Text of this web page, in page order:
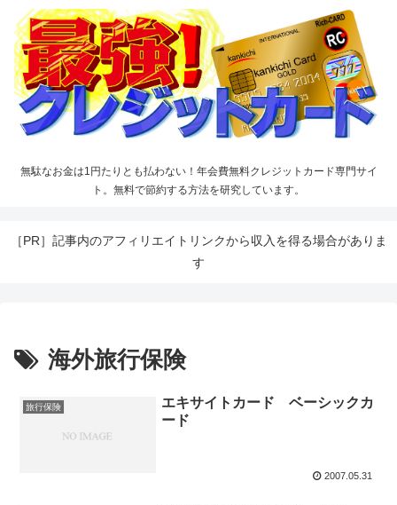
無駄なお金は1円たりとも払わない！年会費無料クレジットカード専門サイ
ト。無料で節約する方法を研究しています。
［PR］記事内のアフィリエイトリンクから収入を得る場合がありま
す
海外旅行保険
旅行保険
エキサイトカード ベーシックカ
ード
2007.05.31